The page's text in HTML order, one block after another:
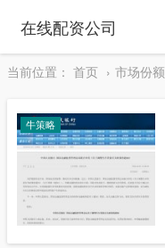
在线配资公司
当前位置： 首页 市场份额
牛策略